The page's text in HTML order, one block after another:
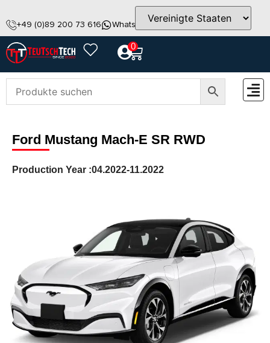
+49 (0)89 200 73 616 WhatsApp info@teutschtech.com
0
Ford Mustang Mach-E SR RWD
Production Year :04.2022-11.2022